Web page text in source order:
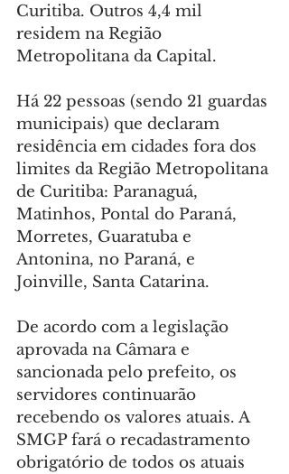
Curitiba. Outros 4,4 mil
residem na Região
Metropolitana da Capital.
Há 22 pessoas (sendo 21 guardas
municipais) que declaram
residência em cidades fora dos
limites da Região Metropolitana
de Curitiba: Paranaguá,
Matinhos, Pontal do Paraná,
Morretes, Guaratuba e
Antonina, no Paraná, e
Joinville, Santa Catarina.
De acordo com a legislação
aprovada na Câmara e
sancionada pelo prefeito, os
servidores continuarão
recebendo os valores atuais. A
SMGP fará o recadastramento
obrigatório de todos os atuais